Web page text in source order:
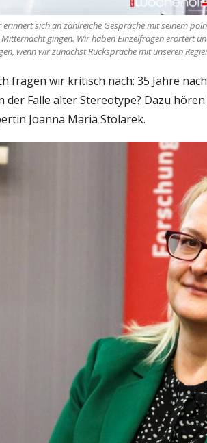
sich an zahlreiche Gespräche mit seinem
Mitternacht gingen. Wir haben Einzelfragen erörtert
wenn wir zunächst Rücksprache mit unseren
fragen wir kritisch nach: 35 Jahre
der Falle alter Stereotype? Dazu
Joanna Maria Stolarek.